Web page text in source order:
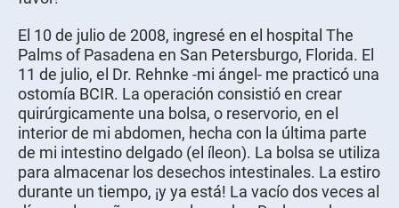
El 10 de julio de 2008, ingresé en el hospital The
Palms of Pasadena en San Petersburgo, Florida. El
11 de julio, el Dr. Rehnke -mi ángel- me practicó una
ostomía BCIR. La operación consistió en crear
quirúrgicamente una bolsa, o reservorio, en el
interior de mi abdomen, hecha con la última parte
de mi intestino delgado (el íleon). La bolsa se utiliza
para almacenar los desechos intestinales. La estiro
durante un tiempo, ¡y ya está! La vacío dos veces al